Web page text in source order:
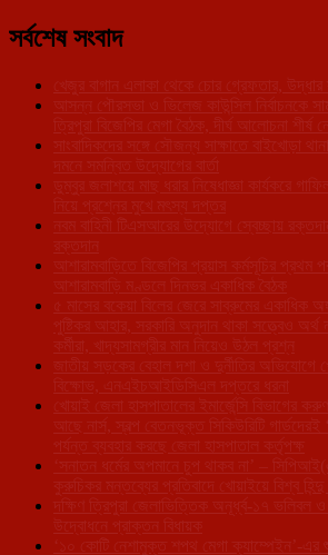
সর্বশেষ সংবাদ
খেজুর বাগান এলাকা থেকে চোর গ্রেফতার,
আসন্ন পৌরসভা ও ভিলেজ কাউন্সিল নির্বাচনকে
ত্রিপুরা বিজেপির মেগা বৈঠক, দীর্ঘ আলোচনা শীর্ষ
সাংবাদিকদের সঙ্গে সৌজন্য সাক্ষাতে বাইখোড়া
দমনে সমন্বিত উদ্যোগের বার্তা
ডুম্বুর জলাশয়ে মাছ ধরার নিষেধাজ্ঞা কার্যকরে
নিয়ে প্রশ্নের মুখে মৎস্য দপ্তর
নবম বাহিনী টিএসআরের উদ্যোগে স্বেচ্ছায়
রক্তদান
আশারামবাড়িতে বিজেপির প্রয়াস কর্মসূচির প্রথম
আশারামবাড়ি মণ্ডলে দিনভর একাধিক বৈঠক
৫ মাসের বকেয়া বিলের জেরে সাব্রুমের একাধিক
পুষ্টিকর আহার, সরকারি অনুদান থাকা সত্ত্বেও অর্থ
কর্মীরা, খাদ্যসামগ্রীর মান নিয়েও উঠল প্রশ্ন
জাতীয় সড়কের বেহাল দশা ও দুর্নীতির
বিক্ষোভ, এনএইচআইডিসিএল দপ্তরে ধরনা
খোয়াই জেলা হাসপাতালের ইমার্জেন্সি বিভাগের
আছে নার্স, স্বল্প বেতনভূক্ত সিকিউরিটি গার্ডদেরই
পর্যন্ত ব্যবহার করছে জেলা হাসপাতাল কর্তৃপক্ষ
‘সনাতন ধর্মের অপমানে চুপ থাকব না’ –
কুরুচিকর মন্তব্যের প্রতিবাদে খোয়াইয়ে বিশ্ব
দক্ষিণ ত্রিপুরা জেলাভিত্তিক অনূর্ধ্ব-১৭ ভলিবল
উদ্বোধনে প্রাক্তন বিধায়ক
‘১০ কোটি নেশামুক্ত শপথ মেগা ক্যাম্পেইন’-